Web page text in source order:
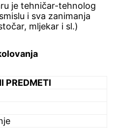
je tehničar-tehnolog
i sva zanimanja
mljekar i sl.)
PREDMETI